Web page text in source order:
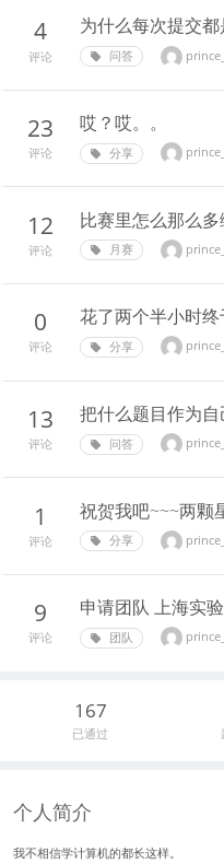
4
评论
为什么每次提交
问答
23
评论
哎？哎。。
分享
12
评论
比赛里怎么那么
月赛
0
评论
花了两个半小时
分享
13
评论
把什么题目作为
问答
1
评论
祝贺我吧~~~两颗
分享
9
评论
申请团队 上海实
团队
167
已通过
个人简介
我不相信学计算机的都长这样。